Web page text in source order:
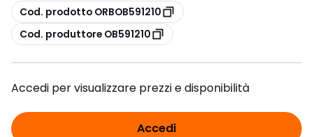
copia
Cod. prodotto ORBOB591210
copia
Cod. produttore OB591210
Accedi per visualizzare prezzi e disponibilità
Accedi